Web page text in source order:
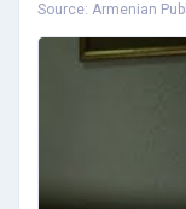
Source: Armenian